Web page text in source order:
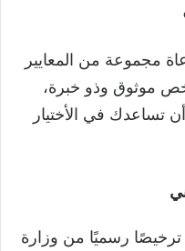
مجموعة من المعايير
موثوق وذو خبرة،
تساعدك في الأختيار
رسميًا من وزارة